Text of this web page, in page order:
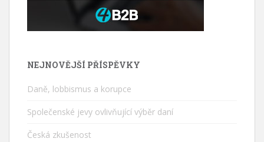
NEJNOVĚJŠÍ PŘÍSPĚVKY
Daně, lobbismus a korupce
Společenské jevy ovlivňující výběr daní
Česká zkušenost